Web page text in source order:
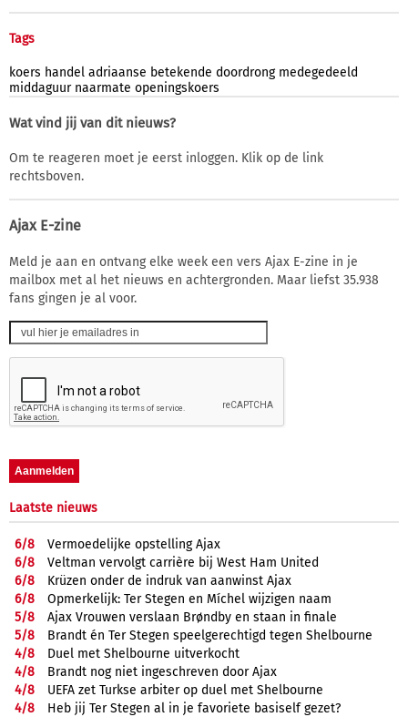
Tags
koers handel adriaanse betekende doordrong medegedeeld
middaguur naarmate openingskoers
Wat vind jij van dit nieuws?
Om te reageren moet je eerst inloggen. Klik op de link
rechtsboven.
Ajax E-zine
Meld je aan en ontvang elke week een vers Ajax E-zine in je
mailbox met al het nieuws en achtergronden. Maar liefst 35.938
fans gingen je al voor.
Laatste nieuws
6/8
Vermoedelijke opstelling Ajax
6/8
Veltman vervolgt carrière bij West Ham United
6/8
Krüzen onder de indruk van aanwinst Ajax
6/8
Opmerkelijk: Ter Stegen en Míchel wijzigen naam
5/8
Ajax Vrouwen verslaan Brøndby en staan in finale
5/8
Brandt én Ter Stegen speelgerechtigd tegen Shelbourne
4/8
Duel met Shelbourne uitverkocht
4/8
Brandt nog niet ingeschreven door Ajax
4/8
UEFA zet Turkse arbiter op duel met Shelbourne
4/8
Heb jij Ter Stegen al in je favoriete basiself gezet?